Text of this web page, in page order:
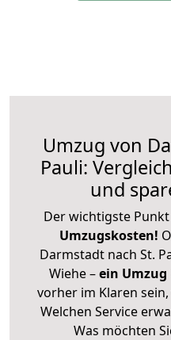
Umzug von
Pauli:
und
Der wichtigste
Umzugskosten!
Darmstadt nach St.
Wiehe –ein
vorher im Klaren
Welchen Service
Was möchten